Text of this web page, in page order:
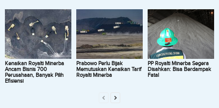
Kenaikan Royalti Minerba
Ancam Bisnis 700
Perusahaan, Banyak Pilih
Efisiensi
Prabowo Perlu Bijak
Memutuskan Kenaikan Tarif
Royalti Minerba
PP Royalti Minerba Segera
Disahkan: Bisa Berdampak
Fatal